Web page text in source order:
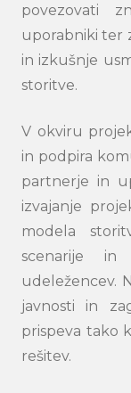
povezovati
uporabniki ter
in izkušnje
storitve.
V okviru
in podpira
partnerje in
izvajanje
modela
scenarije in
udeležencev.
javnosti in
prispeva tako
rešitev.